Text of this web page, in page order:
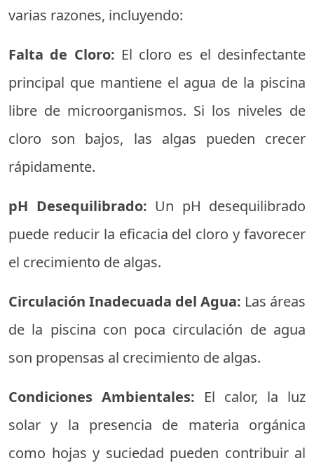
varias razones, incluyendo:
Falta de Cloro: El cloro es el desinfectante
principal que mantiene el agua de la piscina
libre de microorganismos. Si los niveles de
cloro son bajos, las algas pueden crecer
rápidamente.
pH Desequilibrado: Un pH desequilibrado
puede reducir la eficacia del cloro y favorecer
el crecimiento de algas.
Circulación Inadecuada del Agua: Las áreas
de la piscina con poca circulación de agua
son propensas al crecimiento de algas.
Condiciones Ambientales: El calor, la luz
solar y la presencia de materia orgánica
como hojas y suciedad pueden contribuir al